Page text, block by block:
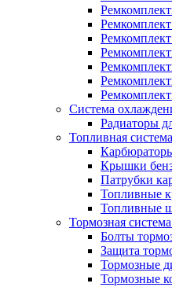
Система
Радиаторы
Топливная система
Крышки
Патрубки
Топливные
Топливные
Тормозная система
Болты
Защита
Тормозные
Тормозные